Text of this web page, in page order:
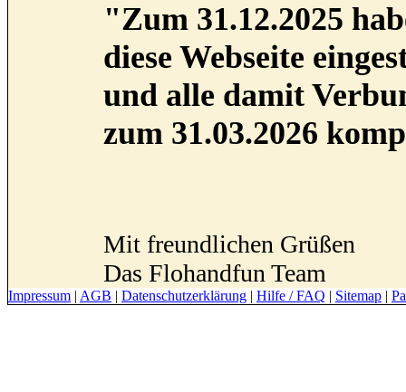
"Zum 31.12.2025
diese Webseite
und alle damit
zum 31.03.2026
Mit freundlichen Grüßen
Das Flohandfun Team
Impressum | AGB | Datenschutzerklärung | Hilfe / FAQ | Sitemap |